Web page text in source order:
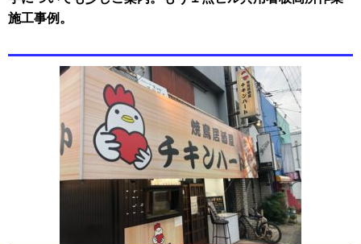
施工事例。